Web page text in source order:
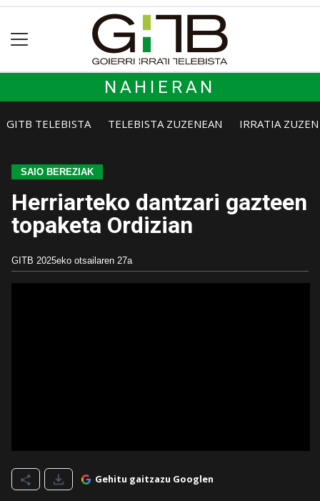
NAHIERAN
GITB TELEBISTA TELEBISTA ZUZENEAN IRRATIA
SAIO BEREZIAK
Herriarteko dantzari gazteen
topaketa Ordizian
GITB 2025eko otsailaren 27a
Gehitu gaitzazu Googlen